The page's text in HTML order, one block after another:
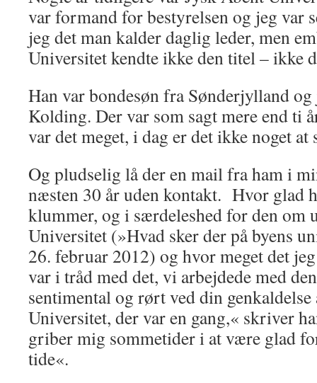
var formand for bestyrelsen og jeg var
jeg det man kalder daglig leder, men
Universitet kendte ikke den titel – ikke
Han var bondesøn fra Sønderjylland
Kolding. Der var som sagt mere end ti
var det meget, i dag er det ikke noget at
Og pludselig lå der en mail fra ham i
næsten 30 år uden kontakt. Hvor glad
klummer, og i særdeleshed for den om
Universitet (»Hvad sker der på byens
26. februar 2012) og hvor meget det
var i tråd med det, vi arbejdede med
sentimental og rørt ved din
Universitet, der var en gang,« skriver
griber mig sommetider i at være glad
tide«.